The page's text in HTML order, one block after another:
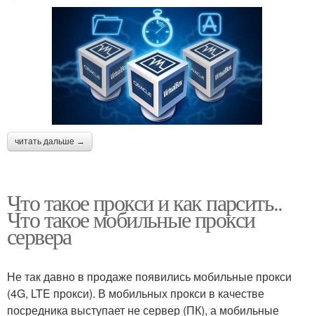
читать дальше →
Что такое прокси и как парсить..
Что такое мобильные прокси
сервера
Не так давно в продаже появились мобильные прокси
(4G, LTE прокси). В мобильных прокси в качестве
посредника выступает не сервер (ПК), а мобильные